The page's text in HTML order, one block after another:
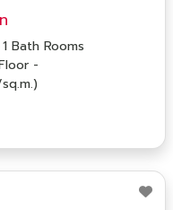
1 Bath Rooms
-